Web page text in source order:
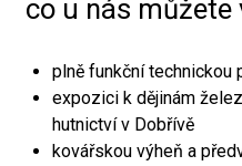
co u nás
plně funkční technickou
expozici k dějinám
hutnictví v Dobřívě
kovářskou výheň a